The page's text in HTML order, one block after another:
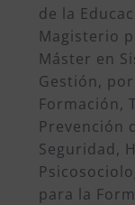
de la
Magisterio
Máster en
Gestión,
Formación,
Prevención
Seguridad,
para la